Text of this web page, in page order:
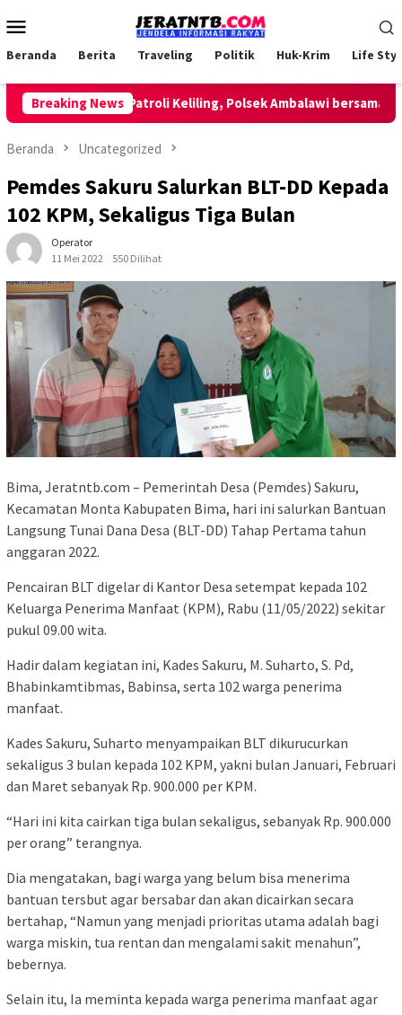
ke
Mobile
Beranda Berita Traveling Politik Huk-Krim Life
Breaking News
Lakukan Patroli Keliling, Polsek Ambalawi bersama TNI dan
Beranda Uncategorized
Pemdes Sakuru Salurkan BLT-DD Kepada
102 KPM, Sekaligus Tiga Bulan
Operator
11 Mei 2022
550 Dilihat
Bima, Jeratntb.com – Pemerintah Desa (Pemdes) Sakuru,
Kecamatan Monta Kabupaten Bima, hari ini salurkan Bantuan
Langsung Tunai Dana Desa (BLT-DD) Tahap Pertama tahun
anggaran 2022.
Pencairan BLT digelar di Kantor Desa setempat kepada 102
Keluarga Penerima Manfaat (KPM), Rabu (11/05/2022) sekitar
pukul 09.00 wita.
Hadir dalam kegiatan ini, Kades Sakuru, M. Suharto, S. Pd,
Bhabinkamtibmas, Babinsa, serta 102 warga penerima
manfaat.
Kades Sakuru, Suharto menyampaikan BLT dikurucurkan
sekaligus 3 bulan kepada 102 KPM, yakni bulan Januari, Februari
dan Maret sebanyak Rp. 900.000 per KPM.
“Hari ini kita cairkan tiga bulan sekaligus, sebanyak Rp. 900.000
per orang” terangnya.
Dia mengatakan, bagi warga yang belum bisa menerima
bantuan tersbut agar bersabar dan akan dicairkan secara
bertahap, “Namun yang menjadi prioritas utama adalah bagi
warga miskin, tua rentan dan mengalami sakit menahun”,
bebernya.
Selain itu, Ia meminta kepada warga penerima manfaat agar